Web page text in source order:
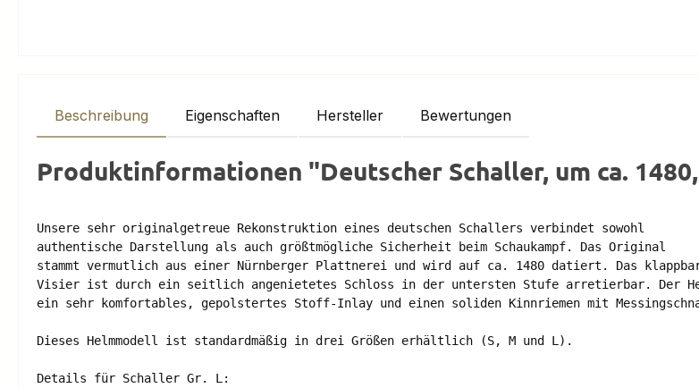
Beschreibung Eigenschaften Hersteller Bewertungen
Produktinformationen "Deutscher Schaller, um ca.
Unsere sehr originalgetreue Rekonstruktion eines deutschen Schallers verbindet sowohl
authentische Darstellung als auch größtmögliche Sicherheit beim Schaukampf. Das Original
stammt vermutlich aus einer Nürnberger Plattnerei und wird auf ca. 1480 datiert. Das
Visier ist durch ein seitlich angenietetes Schloss in der untersten Stufe arretierbar. Der
ein sehr komfortables, gepolstertes Stoff-Inlay und einen soliden Kinnriemen mit
Dieses Helmmodell ist standardmäßig in drei Größen erhältlich (S, M und L).
Details für Schaller Gr. L: